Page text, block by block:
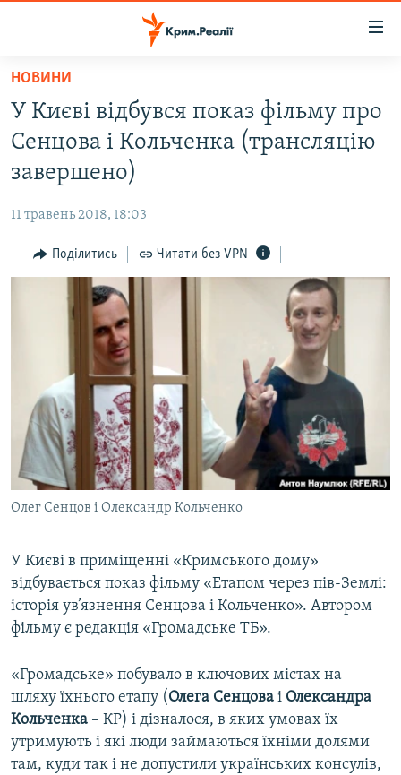
Перейти
основного
матеріалу
до
основної
навігації
Перейти
до
БЛОГИ
ПОГЛЯД
ВСЕ ЗА ДЕНЬ
СПЕЦПРОЕКТИ
ДЕПОРТАЦІЯ
ВІДЕОУРОКИ «ELIFBE»
СВІДЧЕННЯ ОКУПАЦІЇ
УКРАЇНСЬКА ПРОБЛЕМА КРИМУ
ІНФОГРАФІКА
ЯК ОБІЙТИ БЛОКУВАННЯ
Русский
Qırımtatar
ДОЛУЧАЙСЯ!
Усі сайти RFE/RL
НОВИНИ
У Києві відбувся показ фільму про
Сенцова і Кольченка (трансляцію
завершено)
11 травень 2018, 18:03
Поділитись Читати без VPN
Олег Сенцов і Олександр Кольченко
У Києві в приміщенні «Кримського дому»
відбувається показ фільму «Етапом через пів-Землі:
історія ув’язнення Сенцова і Кольченко». Автором
фільму є редакція «Громадське ТБ».
«Громадське» побувало в ключових містах на
шляху їхнього етапу (Олега Сенцова і Олександра
Кольченка – КР) і дізналося, в яких умовах їх
утримують і які люди займаються їхніми долями
там, куди так і не допустили українських консулів,